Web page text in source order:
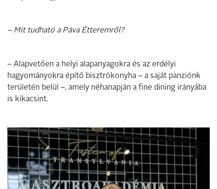
– Mit tudható a Páva Étteremről?
– Alapvetően a helyi alapanyagokra és az erdélyi
hagyományokra építő bisztrókonyha – a saját panziónk
területén belül –, amely néhanapján a fine dining irányába
is kikacsint.